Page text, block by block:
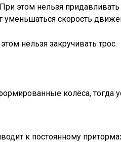
этом нельзя
уменьшаться скорость
нельзя закручивать трос.
колёса, тогда
к постоянному